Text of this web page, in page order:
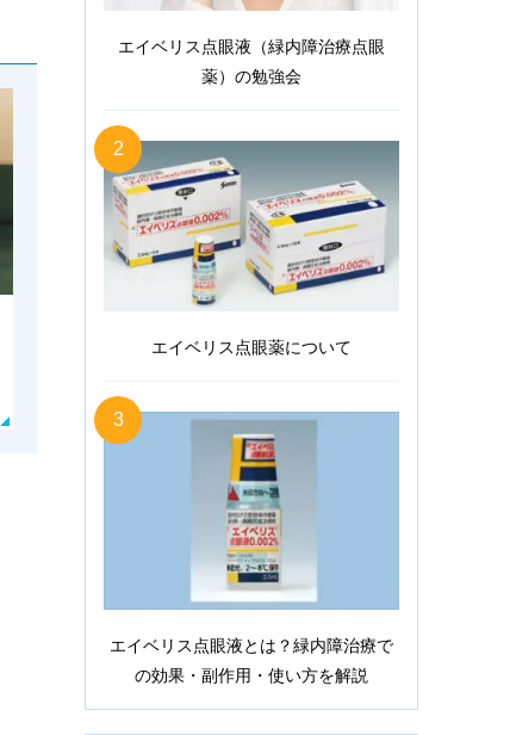
エイベリス点眼液（緑内障治療点眼
薬）の勉強会
2
エイベリス点眼薬について
3
エイベリス点眼液とは？緑内障治療で
の効果・副作用・使い方を解説